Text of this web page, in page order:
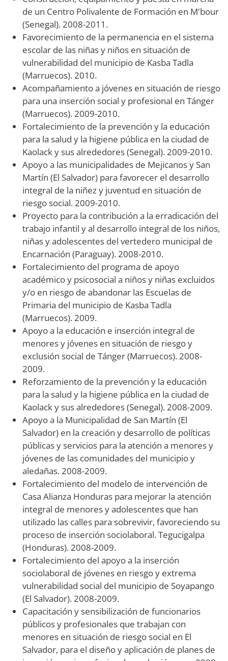
de un Centro Polivalente de Formación en M'bour
(Senegal). 2008-2011.
Favorecimiento de la permanencia en el sistema
escolar de las niñas y niños en situación de
vulnerabilidad del municipio de Kasba Tadla
(Marruecos). 2010.
Acompañamiento a jóvenes en situación de riesgo
para una inserción social y profesional en Tánger
(Marruecos). 2009-2010.
Fortalecimiento de la prevención y la educación
para la salud y la higiene pública en la ciudad de
Kaolack y sus alrededores (Senegal). 2009-2010.
Apoyo a las municipalidades de Mejicanos y San
Martín (El Salvador) para favorecer el desarrollo
integral de la niñez y juventud en situación de
riesgo social. 2009-2010.
Proyecto para la contribución a la erradicación del
trabajo infantil y al desarrollo integral de los niños,
niñas y adolescentes del vertedero municipal de
Encarnación (Paraguay). 2008-2010.
Fortalecimiento del programa de apoyo
académico y psicosocial a niños y niñas excluidos
y/o en riesgo de abandonar las Escuelas de
Primaria del municipio de Kasba Tadla
(Marruecos). 2009.
Apoyo a la educación e inserción integral de
menores y jóvenes en situación de riesgo y
exclusión social de Tánger (Marruecos). 2008-
2009.
Reforzamiento de la prevención y la educación
para la salud y la higiene pública en la ciudad de
Kaolack y sus alrededores (Senegal). 2008-2009.
Apoyo a la Municipalidad de San Martín (El
Salvador) en la creación y desarrollo de políticas
públicas y servicios para la atención a menores y
jóvenes de las comunidades del municipio y
aledañas. 2008-2009.
Fortalecimiento del modelo de intervención de
Casa Alianza Honduras para mejorar la atención
integral de menores y adolescentes que han
utilizado las calles para sobrevivir, favoreciendo su
proceso de inserción sociolaboral. Tegucigalpa
(Honduras). 2008-2009.
Fortalecimiento del apoyo a la inserción
sociolaboral de jóvenes en riesgo y extrema
vulnerabilidad social del municipio de Soyapango
(El Salvador). 2008-2009.
Capacitación y sensibilización de funcionarios
públicos y profesionales que trabajan con
menores en situación de riesgo social en El
Salvador, para el diseño y aplicación de planes de